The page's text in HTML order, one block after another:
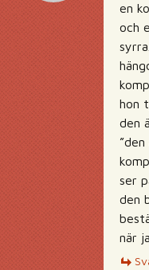
en
och
hon
den
ser
den
när